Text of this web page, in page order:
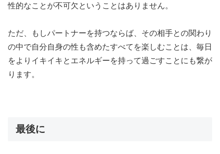
性的なことが不可欠ということはありません。
ただ、もしパートナーを持つならば、その相手との関わり
の中で自分自身の性も含めたすべてを楽しむことは、毎日
をよりイキイキとエネルギーを持って過ごすことにも繋が
ります。
最後に